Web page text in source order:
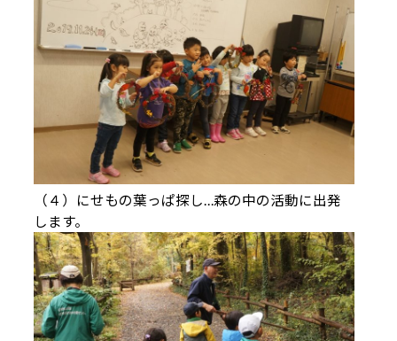
（４）にせもの葉っぱ探し…森の中の活動に出発
します。